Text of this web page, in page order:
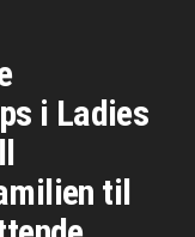
i Ladies
til